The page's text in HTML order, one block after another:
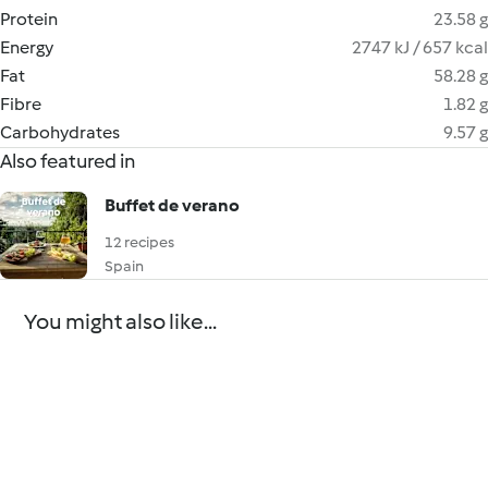
Protein
23.58 g
Energy
2747 kJ / 657 kcal
Fat
58.28 g
Fibre
1.82 g
Carbohydrates
9.57 g
Also featured in
Buffet de verano
12 recipes
Spain
You might also like...